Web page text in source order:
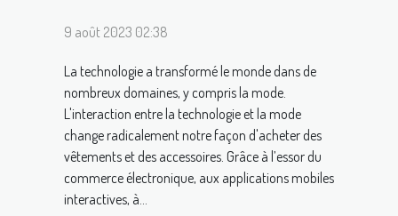
9 août 2023 02:38
La technologie a transformé le monde dans de
nombreux domaines, y compris la mode.
L'interaction entre la technologie et la mode
change radicalement notre façon d'acheter des
vêtements et des accessoires. Grâce à l’essor du
commerce électronique, aux applications mobiles
interactives, à...